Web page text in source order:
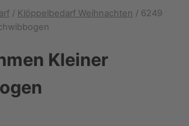
/ Klöppelbedarf Weihnachten / 6249
Kleiner